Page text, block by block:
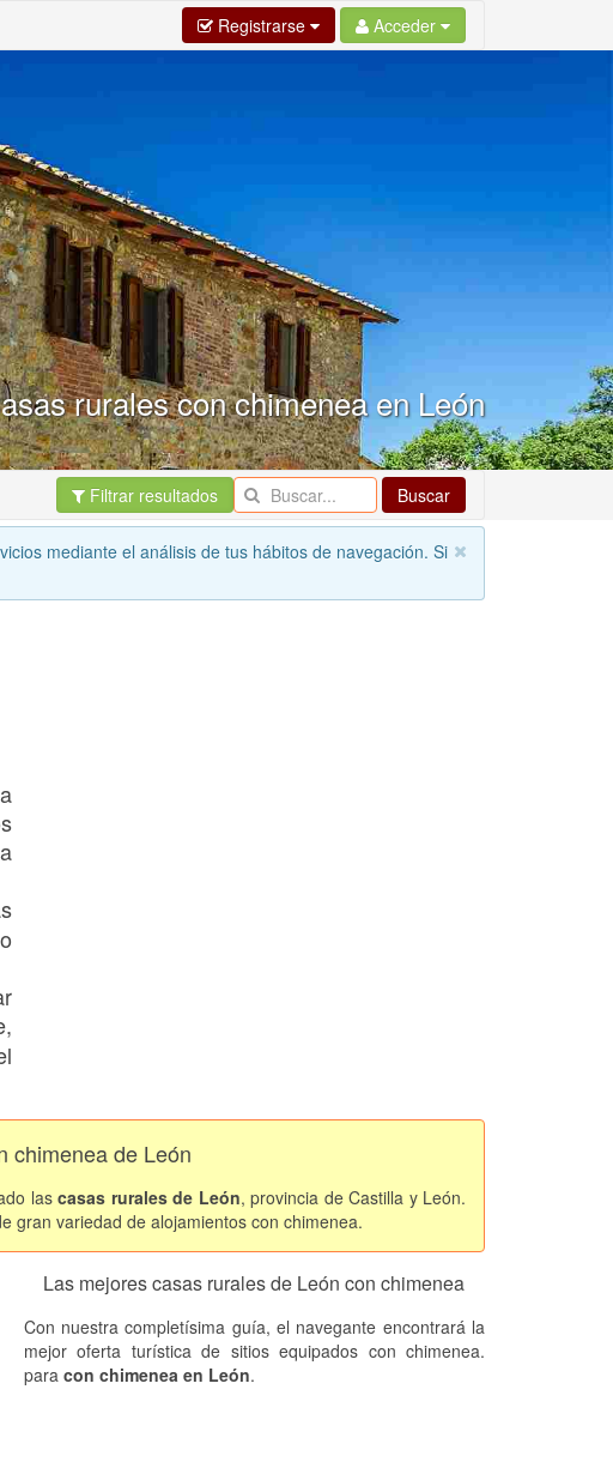
Registrarse Acceder
rurales con chimenea en León
Filtrar resultados Buscar
mediante el análisis de tus hábitos de navegación. Si
chimenea de León
lascasas rurales de León, provincia de Castilla y León.
gran variedad de alojamientos con chimenea.
Las mejores casas rurales de León con chimenea
Con nuestra completísima guía, el navegante encontrará la
mejor oferta turística de sitios equipados con chimenea.
para con chimenea en León.